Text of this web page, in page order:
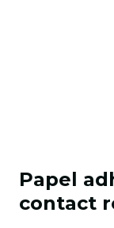
Papel
contact